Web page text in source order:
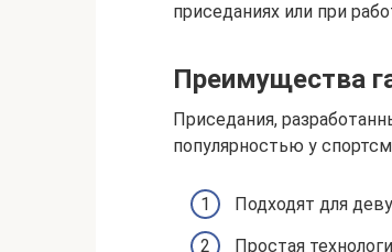
приседаниях или при
Преимущества
Приседания,
популярностью у
Подходят для
Простая